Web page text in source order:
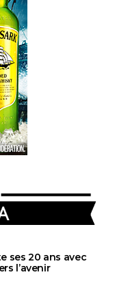
ses 20 ans avec
l’avenir